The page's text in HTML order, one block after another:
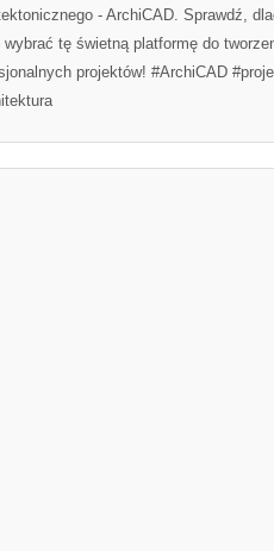
ARCHICAD
- ArchiCAD. Sprawdź,
wybrać tę świetną platformę do
projektów! #ArchiCAD